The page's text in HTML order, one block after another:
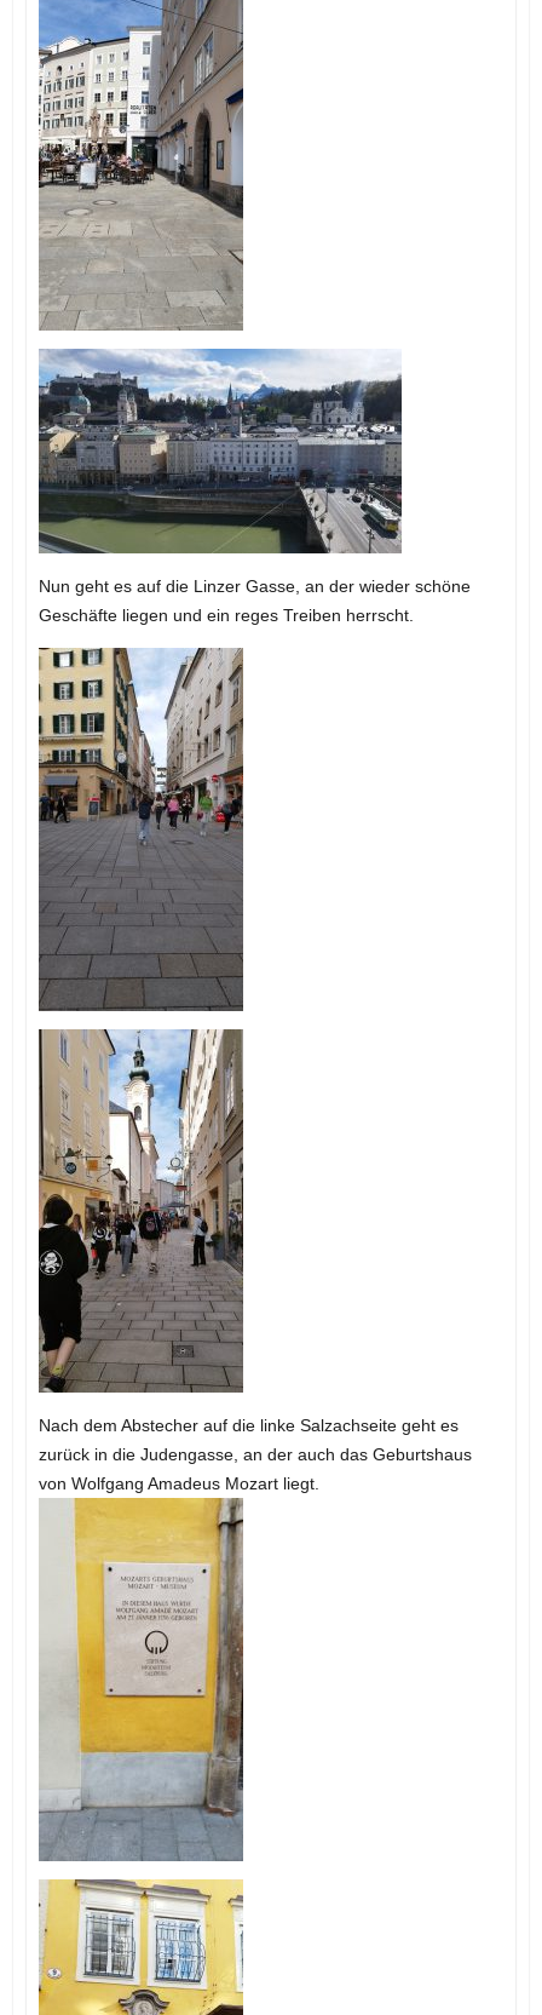
Nun geht es auf die Linzer Gasse, an der wieder schöne
Geschäfte liegen und ein reges Treiben herrscht.
Nach dem Abstecher auf die linke Salzachseite geht es
zurück in die Judengasse, an der auch das Geburtshaus
von Wolfgang Amadeus Mozart liegt.